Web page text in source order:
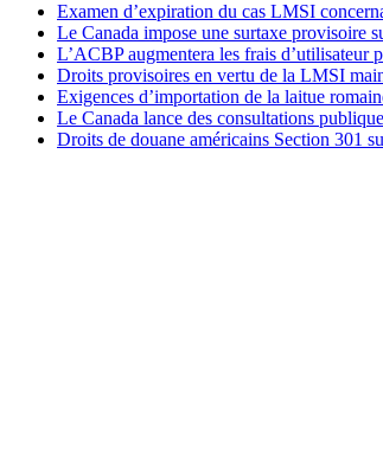
Examen d’expiration du cas LMSI
Le Canada impose une surtaxe provisoire
L’ACBP augmentera les frais
Droits provisoires en vertu de la LMSI
Exigences d’importation de la laitue
Le Canada lance des consultations
Droits de douane américains Section 301